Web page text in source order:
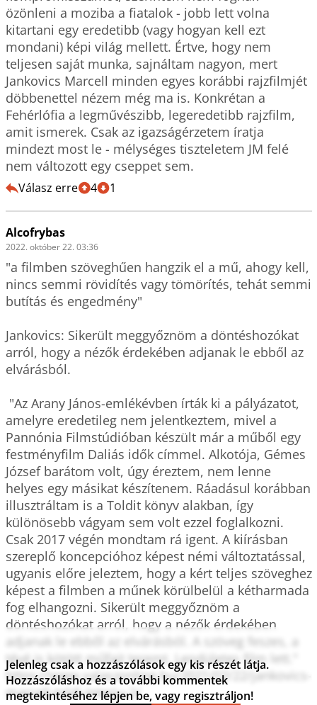
özönleni a moziba a fiatalok - jobb lett volna
kitartani egy eredetibb (vagy hogyan kell ezt
mondani) képi világ mellett. Értve, hogy nem
teljesen saját munka, sajnáltam nagyon, mert
Jankovics Marcell minden egyes korábbi rajzfilmjét
döbbenettel nézem még ma is. Konkrétan a
Fehérlófia a legművészibb, legeredetibb rajzfilm,
amit ismerek. Csak az igazságérzetem íratja
mindezt most le - mélységes tiszteletem JM felé
nem változott egy cseppet sem.
Válasz erre 4 1
Alcofrybas
2022. október 22. 03:36
"a filmben szöveghűen hangzik el a mű, ahogy kell,
nincs semmi rövidítés vagy tömörítés, tehát semmi
butítás és engedmény"
Jankovics: Sikerült meggyőznöm a döntéshozókat
arról, hogy a nézők érdekében adjanak le ebből az
elvárásból.
amelyre eredetileg nem jelentkeztem, mivel a
Pannónia Filmstúdióban készült már a műből egy
festményfilm Daliás idők címmel. Alkotója, Gémes
József barátom volt, úgy éreztem, nem lenne
helyes egy másikat készítenem. Ráadásul korábban
illusztráltam is a Toldit könyv alakban, így
különösebb vágyam sem volt ezzel foglalkozni.
Csak 2017 végén mondtam rá igent. A kiírásban
szereplő koncepcióhoz képest némi változtatással,
ugyanis előre jeleztem, hogy a kért teljes szöveghez
képest a filmben a műnek körülbelül a kétharmada
fog elhangozni. Sikerült meggyőznöm a
döntéshozókat arról, hogy a nézők érdekében
adjanak le ebből az elvárásból. A szöveg feszes, a
tévé is kötött műfajt teremt. Lendületes film lett."
https://www.valaszonline.hu/2021/02/22/jankovics-
marcell-toldi-interju-2/
Jelenleg csak a hozzászólások egy kis részét látja.
Hozzászóláshoz és a további kommentek
megtekintéséhez lépjen be, vagy regisztráljon!